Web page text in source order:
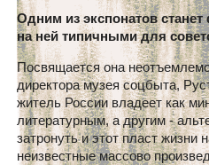
Одним из экспонатов
на ней типичными для
Посвящается она
директора музея соцбыта,
житель России владеет как
литературным, а другим -
затронуть и этот пласт
неизвестные массово